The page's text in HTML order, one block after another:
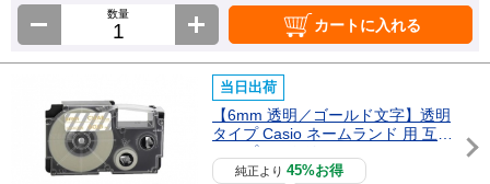
数量
カートに入れる
当日出荷
【6mm 透明／ゴールド文字】透明
タイプ Casio ネームランド 用 互換
テープカートリッジ / XR-6XG
純正より45%お得